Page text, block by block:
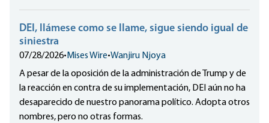
DEI, llámese como se llame, sigue siendo igual de
siniestra
07/28/2026•Mises Wire•Wanjiru Njoya
A pesar de la oposición de la administración de Trump y de
la reacción en contra de su implementación, DEI aún no ha
desaparecido de nuestro panorama político. Adopta otros
nombres, pero no otras formas.